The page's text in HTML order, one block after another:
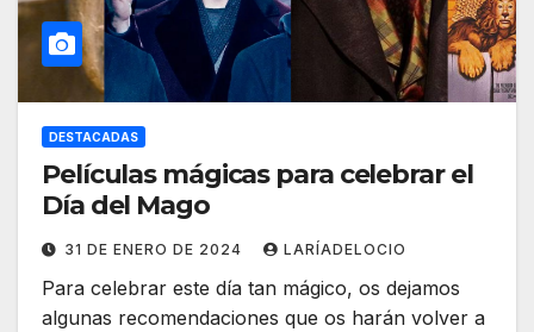
DESTACADAS
Películas mágicas para celebrar el
Día del Mago
31 DE ENERO DE 2024 LARÍADELOCIO
Para celebrar este día tan mágico, os dejamos
algunas recomendaciones que os harán volver a